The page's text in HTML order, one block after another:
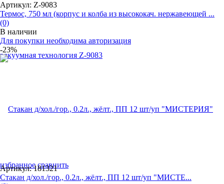
избранное сравнить
Артикул: Z-9083
Термос, 750 мл (корпус и колба из высококач. нержавеющей ...
(0)
В наличии
Для покупки необходима авторизация
-23%
Артикул: 181321
Стакан д/хол./гор., 0.2л., жёлт., ПП 12 шт/уп "МИСТЕ...